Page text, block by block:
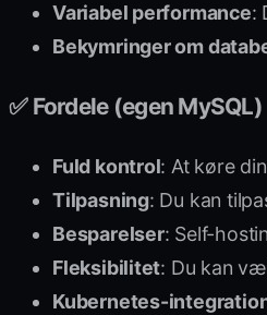
Variabel performance:
Bekymringer om
✅ Fordele (egen MySQL)
Fuld kontrol: At køre
Tilpasning: Du kan
Besparelser: Self-
Fleksibilitet: Du kan
Kubernetes-